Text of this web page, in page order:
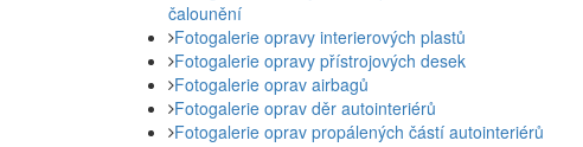
čalounění
Fotogalerie opravy interierových plastů
Fotogalerie opravy přístrojových desek
Fotogalerie oprav airbagů
Fotogalerie oprav děr autointeriérů
Fotogalerie oprav propálených částí autointeriérů